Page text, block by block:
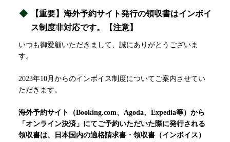
【重要】海外予約サイト発行の領収書はインボイ
ス制度非対応です。【注意】
いつも御愛顧いただきまして、誠にありがとうございま
す。
2023年10月からのインボイス制度についてご案内させてい
ただきます。
海外予約サイト（Booking.com、Agoda、Expedia等） から
「オンライン決済」にてご予約いただいた際に発行される
領収書は、日本国内の適格請求書・領収書（インボイス）